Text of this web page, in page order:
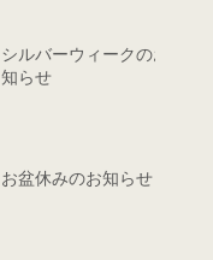
シルバーウィークのお
知らせ
お盆休みのお知らせ